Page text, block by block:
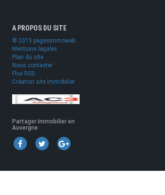
A PROPOS DU SITE
© 2015 pagesimmoweb
Mentions légales
Plan du site
Nous contacter
Flux RSS
Création site immobilier
Partager Immobilier en
Auvergne